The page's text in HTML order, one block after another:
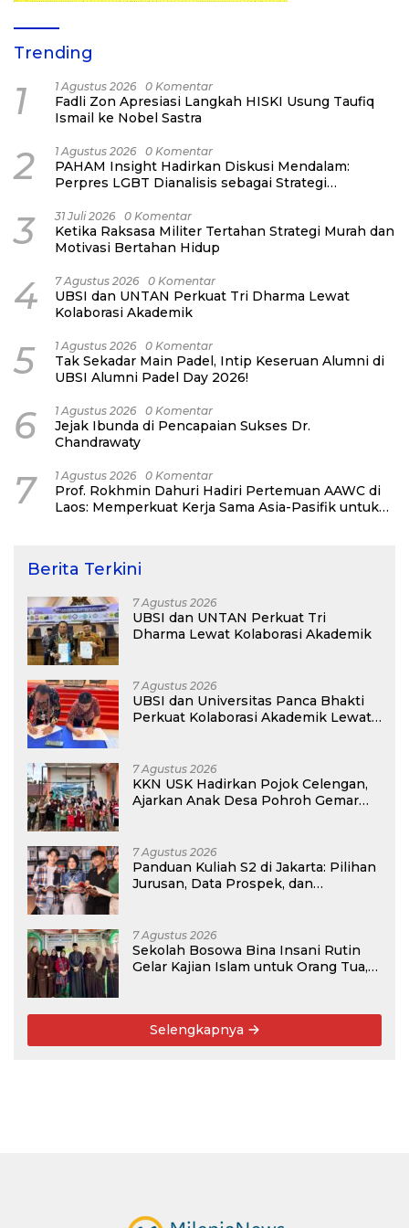
Trending
1 1 Agustus 2026 0 Komentar
Fadli Zon Apresiasi Langkah HISKI Usung Taufiq
Ismail ke Nobel Sastra
2 1 Agustus 2026 0 Komentar
PAHAM Insight Hadirkan Diskusi Mendalam:
Perpres LGBT Dianalisis sebagai Strategi
3 31 Juli 2026 0 Komentar
Ketika Raksasa Militer Tertahan Strategi Murah dan
Motivasi Bertahan Hidup
4 7 Agustus 2026 0 Komentar
UBSI dan UNTAN Perkuat Tri Dharma Lewat
Kolaborasi Akademik
5 1 Agustus 2026 0 Komentar
Tak Sekadar Main Padel, Intip Keseruan Alumni di
UBSI Alumni Padel Day 2026!
6 1 Agustus 2026 0 Komentar
Jejak Ibunda di Pencapaian Sukses Dr.
Chandrawaty
7 1 Agustus 2026 0 Komentar
Prof. Rokhmin Dahuri Hadiri Pertemuan AAWC di
Laos: Memperkuat Kerja Sama Asia-Pasifik untuk
Berita Terkini
7 Agustus 2026
UBSI dan UNTAN Perkuat Tri
Dharma Lewat Kolaborasi Akademik
7 Agustus 2026
UBSI dan Universitas Panca Bhakti
Perkuat Kolaborasi Akademik Lewat
7 Agustus 2026
KKN USK Hadirkan Pojok Celengan,
Ajarkan Anak Desa Pohroh Gemar
7 Agustus 2026
Panduan Kuliah S2 di Jakarta: Pilihan
Jurusan, Data Prospek, dan
7 Agustus 2026
Sekolah Bosowa Bina Insani Rutin
Gelar Kajian Islam untuk Orang Tua,
Selengkapnya